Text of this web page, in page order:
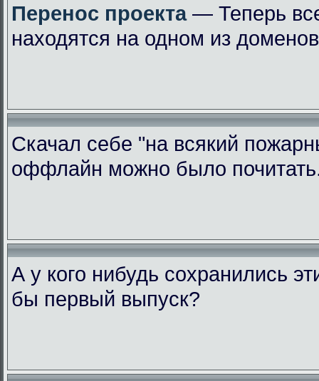
Перенос проекта— Теперь
находятся на одном из
Скачал себе "на всякий
оффлайн можно было
А у кого нибудь сохранились
бы первый выпуск?